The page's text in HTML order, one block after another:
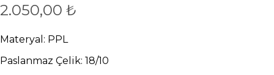
2.050,00 ₺
Materyal: PPL
Paslanmaz Çelik: 18/10